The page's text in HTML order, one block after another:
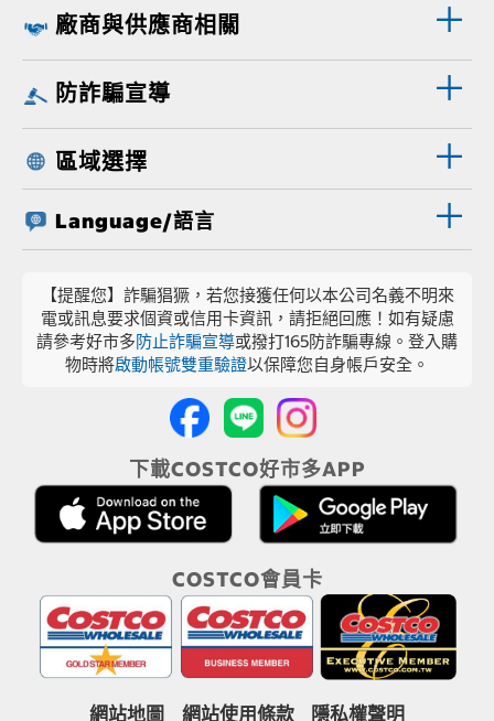
廠商與供應商相關
防詐騙宣導
區域選擇
Language/語言
【提醒您】詐騙猖獗，若您接獲任何以本公司名義不明來
電或訊息要求個資或信用卡資訊，請拒絕回應！如有疑慮
請參考好市多防止詐騙宣導或撥打165防詐騙專線。登入購
物時將啟動帳號雙重驗證以保障您自身帳戶安全。
下載COSTCO好市多APP
COSTCO會員卡
網站地圖 網站使用條款 隱私權聲明